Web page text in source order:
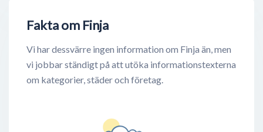
Fakta om Finja
Vi har dessvärre ingen information om Finja än, men
vi jobbar ständigt på att utöka informationstexterna
om kategorier, städer och företag.